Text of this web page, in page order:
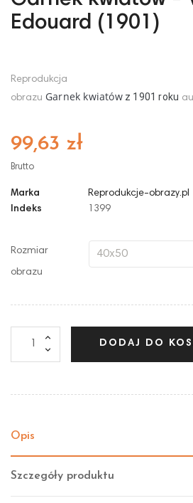
Edouard (1901)
Reprodukcja
obrazu Garnek kwiatówz 1901 roku
99,63 zł
Brutto
Marka
Reprodukcje-obrazy.pl
Indeks
1399
Rozmiar
obrazu
DODAJ DO
Opis
Szczegóły produktu